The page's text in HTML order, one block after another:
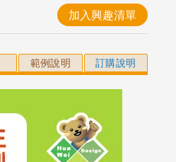
加入興趣清單
範例說明 訂購說明